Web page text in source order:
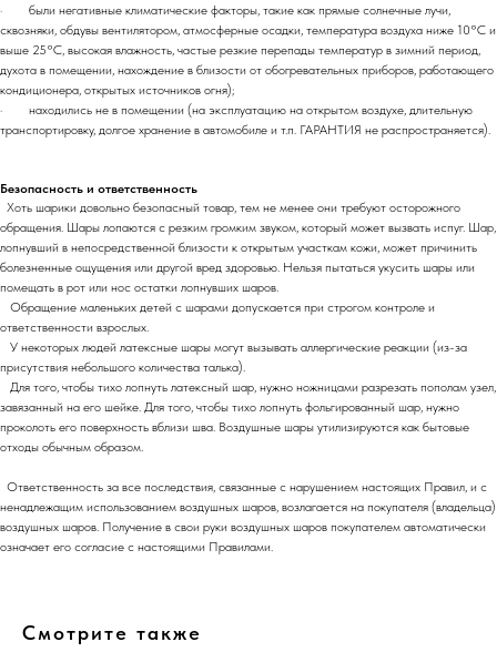
· были негативные климатические факторы, такие как прямые солнечные лучи,
сквозняки, обдувы вентилятором, атмосферные осадки, температура воздуха ниже 10°C и
выше 25°C, высокая влажность, частые резкие перепады температур в зимний период,
духота в помещении, нахождение в близости от обогревательных приборов, работающего
кондиционера, открытых источников огня);
· находились не в помещении (на эксплуатацию на открытом воздухе, длительную
транспортировку, долгое хранение в автомобиле и т.п. ГАРАНТИЯ не распространяется).
Безопасность и ответственность
Хоть шарики довольно безопасный товар, тем не менее они требуют осторожного
обращения. Шары лопаются с резким громким звуком, который может вызвать испуг. Шар,
лопнувший в непосредственной близости к открытым участкам кожи, может причинить
болезненные ощущения или другой вред здоровью. Нельзя пытаться укусить шары или
помещать в рот или нос остатки лопнувших шаров.
Обращение маленьких детей с шарами допускается при строгом контроле и
ответственности взрослых.
У некоторых людей латексные шары могут вызывать аллергические реакции (из-за
присутствия небольшого количества талька).
Для того, чтобы тихо лопнуть латексный шар, нужно ножницами разрезать пополам узел,
завязанный на его шейке. Для того, чтобы тихо лопнуть фольгированный шар, нужно
проколоть его поверхность вблизи шва. Воздушные шары утилизируются как бытовые
отходы обычным образом.
Ответственность за все последствия, связанные с нарушением настоящих Правил, и с
ненадлежащим использованием воздушных шаров, возлагается на покупателя (владельца)
воздушных шаров. Получение в свои руки воздушных шаров покупателем автоматически
означает его согласие с настоящими Правилами.
Смотрите также